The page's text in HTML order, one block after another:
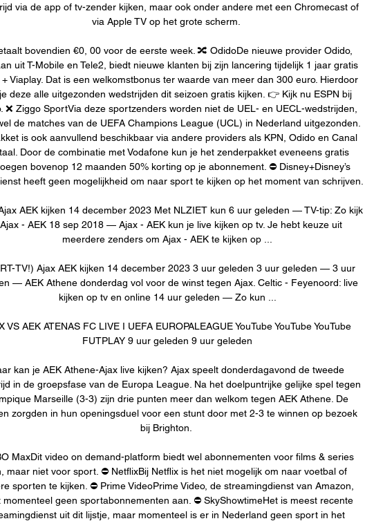
via de app of tv-zender kijken, maar ook onder andere met een Chromecast of
via Apple TV op het grote scherm.
bovendien €0, 00 voor de eerste week. 🔀 OdidoDe nieuwe provider Odido,
uit T-Mobile en Tele2, biedt nieuwe klanten bij zijn lancering tijdelijk 1 jaar gratis
+ Viaplay. Dat is een welkomstbonus ter waarde van meer dan 300 euro. Hierdoor
deze alle uitgezonden wedstrijden dit seizoen gratis kijken. 👉 Kijk nu ESPN bij
❌ Ziggo SportVia deze sportzenders worden niet de UEL- en UECL-wedstrijden,
de matches van de UEFA Champions League (UCL) in Nederland uitgezonden.
is ook aanvullend beschikbaar via andere providers als KPN, Odido en Canal
Door de combinatie met Vodafone kun je het zenderpakket eveneens gratis
bovenop 12 maanden 50% korting op je abonnement. ⛔️ Disney+Disney’s
heeft geen mogelijkheid om naar sport te kijken op het moment van schrijven.
AEK kijken 14 december 2023 Met NLZIET kun 6 uur geleden — TV-tip: Zo kijk
- AEK 18 sep 2018 — Ajax - AEK kun je live kijken op tv. Je hebt keuze uit
meerdere zenders om Ajax - AEK te kijken op ...
TV!) Ajax AEK kijken 14 december 2023 3 uur geleden 3 uur geleden — 3 uur
— AEK Athene donderdag vol voor de winst tegen Ajax. Celtic - Feyenoord: live
kijken op tv en online 14 uur geleden — Zo kun ...
VS AEK ATENAS FC LIVE I UEFA EUROPALEAGUE YouTube YouTube YouTube
FUTPLAY 9 uur geleden 9 uur geleden
kan je AEK Athene-Ajax live kijken? Ajax speelt donderdagavond de tweede
in de groepsfase van de Europa League. Na het doelpuntrijke gelijke spel tegen
Marseille (3-3) zijn drie punten meer dan welkom tegen AEK Athene. De
zorgden in hun openingsduel voor een stunt door met 2-3 te winnen op bezoek
bij Brighton.
MaxDit video on demand-platform biedt wel abonnementen voor films & series
maar niet voor sport. ⛔️ NetflixBij Netflix is het niet mogelijk om naar voetbal of
sporten te kijken. ⛔️ Prime VideoPrime Video, de streamingdienst van Amazon,
momenteel geen sportabonnementen aan. ⛔️ SkyShowtimeHet is meest recente
uit dit lijstje, maar momenteel is er in Nederland geen sport in het